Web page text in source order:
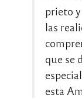
prieto
las
que se
esta